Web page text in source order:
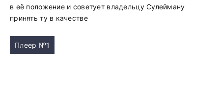
в её положение и советует владельцу Сулейману
принять ту в качестве
Плеер №1